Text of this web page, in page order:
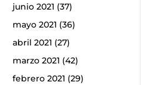
junio 2021 (37)
mayo 2021 (36)
abril 2021 (27)
marzo 2021 (42)
febrero 2021 (29)